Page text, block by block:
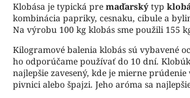
Klobása je typická pre maďarský typ
kombinácia papriky, cesnaku, cibule a
Na výrobu 100 kg klobás sme použili 155
Kilogramové balenia klobás sú vybavené
ho odporúčame používať do 10 dní.
najlepšie zavesený, kde je mierne
pivnici alebo špajzi. Jeho aróma sa